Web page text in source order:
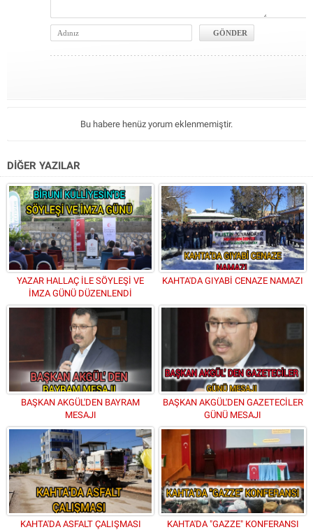
Bu habere henüz yorum eklenmemiştir.
DİĞER YAZILAR
YAZAR HALLAÇ İLE SÖYLEŞİ VE
İMZA GÜNÜ DÜZENLENDİ
KAHTA'DA GIYABİ CENAZE NAMAZI
BAŞKAN AKGÜL'DEN BAYRAM
MESAJI
BAŞKAN AKGÜL'DEN GAZETECİLER
GÜNÜ MESAJI
KAHTA'DA ASFALT ÇALIŞMASI KAHTA'DA "GAZZE" KONFERANSI